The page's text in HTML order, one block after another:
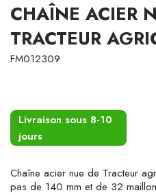
CHAÎNE ACIER
TRACTEUR
FM012309
Livraison sous 8-10
jours
Chaîne acier nue de Tracteur
pas de 140 mm et de 32